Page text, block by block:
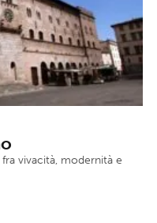
vivacità, modernità e